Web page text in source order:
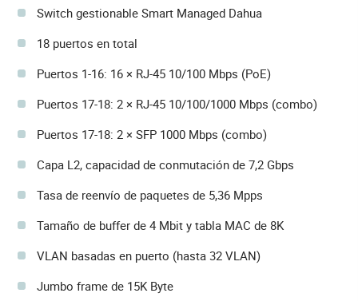
Switch gestionable Smart Managed Dahua
18 puertos en total
Puertos 1-16: 16 × RJ-45 10/100 Mbps (PoE)
Puertos 17-18: 2 × RJ-45 10/100/1000 Mbps (combo)
Puertos 17-18: 2 × SFP 1000 Mbps (combo)
Capa L2, capacidad de conmutación de 7,2 Gbps
Tasa de reenvío de paquetes de 5,36 Mpps
Tamaño de buffer de 4 Mbit y tabla MAC de 8K
VLAN basadas en puerto (hasta 32 VLAN)
Jumbo frame de 15K Byte